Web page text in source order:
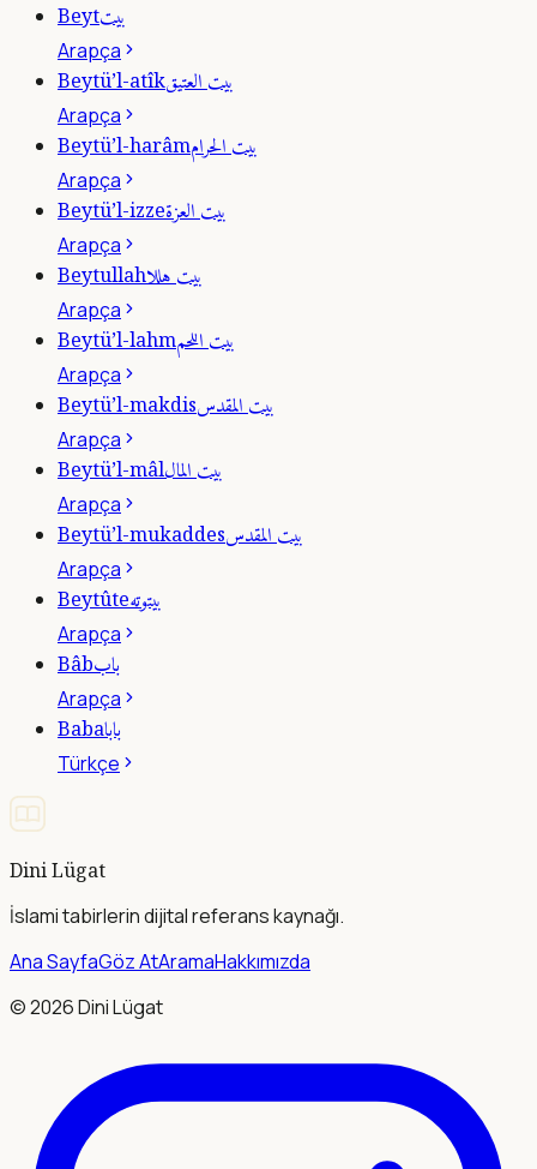
Beytبيت
Arapça
Beytü’l-atîkبيت العتيق
Arapça
Beytü’l-harâmبيت الحرام
Arapça
Beytü’l-izzeبيت العزة
Arapça
Beytullahبيت هللا
Arapça
Beytü’l-lahmبيت اللحم
Arapça
Beytü’l-makdisبيت المقدس
Arapça
Beytü’l-mâlبيت المال
Arapça
Beytü’l-mukaddesبيت المقدس
Arapça
Beytûteبيتوته
Arapça
Bâbباب
Arapça
Babaبابا
Türkçe
Dini Lügat
İslami tabirlerin dijital referans kaynağı.
Ana SayfaGöz AtAramaHakkımızda
©2026Dini Lügat